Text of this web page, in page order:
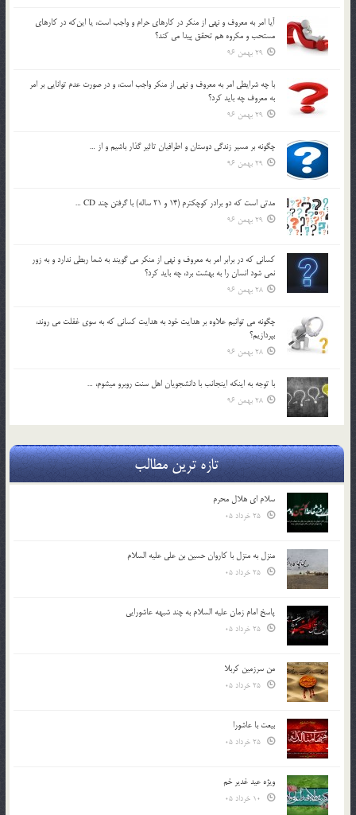
آيا امر به معروف و نهي از منكر در كارهاي حرام و واجب است، يا اين‌كه در كارهاي
مستحب و مكروه هم تحقق پيدا مي كند؟
29 بهمن 96
با چه شرايطي امر به معروف و نهي از منکر واجب است، و در صورت عدم توانايي بر امر
به معروف چه بايد کرد؟
29 بهمن 96
چگونه بر مسير زندگي دوستان و اطرافيان تاثير گذار باشيم و از …
29 بهمن 96
مدتي است كه دو برادر كوچكترم (14 و 21 ساله) با گرفتن چند CD …
29 بهمن 96
كساني كه در برابر امر به معروف و نهي از منكر مي گويند به شما ربطي ندارد و به زور
نمي شود انسان را به بهشت برد، چه بايد كرد؟
28 بهمن 96
چگونه مي توانيم علاوه بر هدايت خود به هدايت كساني كه به سوي غفلت مي روند،
بپردازيم؟
28 بهمن 96
با توجه به اينكه اينجانب با دانشجويان اهل سنت روبرو مي‎شوم، …
28 بهمن 96
تازه ترین مطالب
سلام ای هلال محرم
منزل به منزل با کاروان حسین بن علی علیه السلام
پاسخ امام زمان علیه السلام به چند شبهه عاشورایی
من سرزمین کربلا
بیعت با عاشورا
ویژه عید غدیر خم